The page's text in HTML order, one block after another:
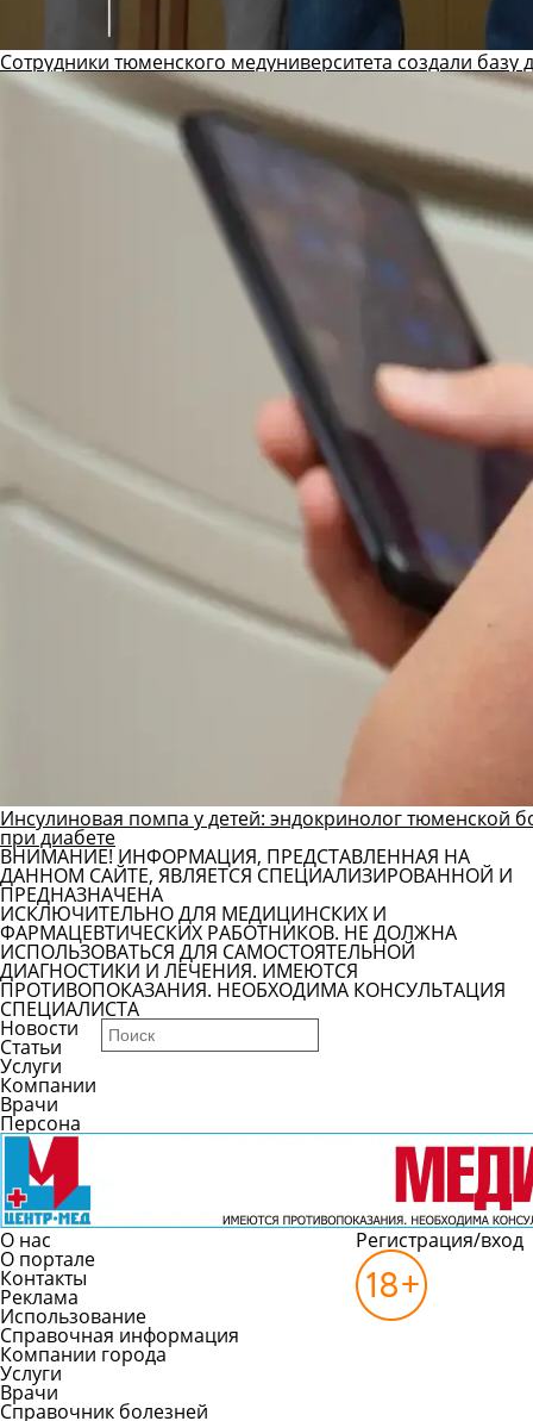
Сотрудники тюменского медуниверситета создали
Инсулиновая помпа у детей: эндокринолог тюменской
при диабете
ВНИМАНИЕ! ИНФОРМАЦИЯ, ПРЕДСТАВЛЕННАЯ НА
ДАННОМ САЙТЕ, ЯВЛЯЕТСЯ СПЕЦИАЛИЗИРОВАННОЙ И
ПРЕДНАЗНАЧЕНА
ИСКЛЮЧИТЕЛЬНО ДЛЯ МЕДИЦИНСКИХ И
ФАРМАЦЕВТИЧЕСКИХ РАБОТНИКОВ. НЕ ДОЛЖНА
ИСПОЛЬЗОВАТЬСЯ ДЛЯ САМОСТОЯТЕЛЬНОЙ
ДИАГНОСТИКИ И ЛЕЧЕНИЯ. ИМЕЮТСЯ
ПРОТИВОПОКАЗАНИЯ. НЕОБХОДИМА КОНСУЛЬТАЦИЯ
СПЕЦИАЛИСТА
Новости
Статьи
Услуги
Компании
Врачи
Персона
О нас
О портале
Контакты
Реклама
Использование
Справочная информация
Компании города
Услуги
Врачи
Справочник болезней
Регистрация/вход